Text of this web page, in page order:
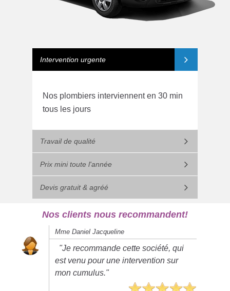
Intervention urgente
Nos plombiers interviennent en 30 min
tous les jours
Travail de qualité
Prix mini toute l'année
Devis gratuit & agréé
Nos clients nous recommandent!
Mme Daniel Jacqueline
"Je recommande cette société, qui
est venu pour une intervention sur
mon cumulus."